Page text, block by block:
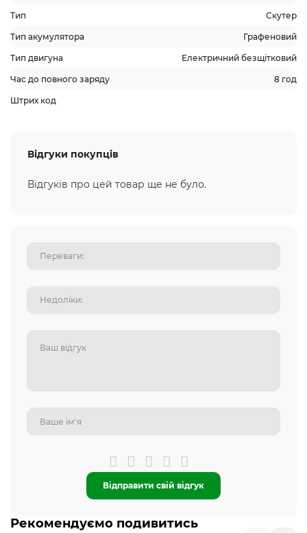
Тип Скутер
Тип акумулятора Графеновий
Тип двигуна Електричний безщітковий
Час до повного заряду 8 год
Штрих код
Відгуки покупців
Відгуків про цей товар ще не було.
Відправити свій відгук
Рекомендуємо подивитись